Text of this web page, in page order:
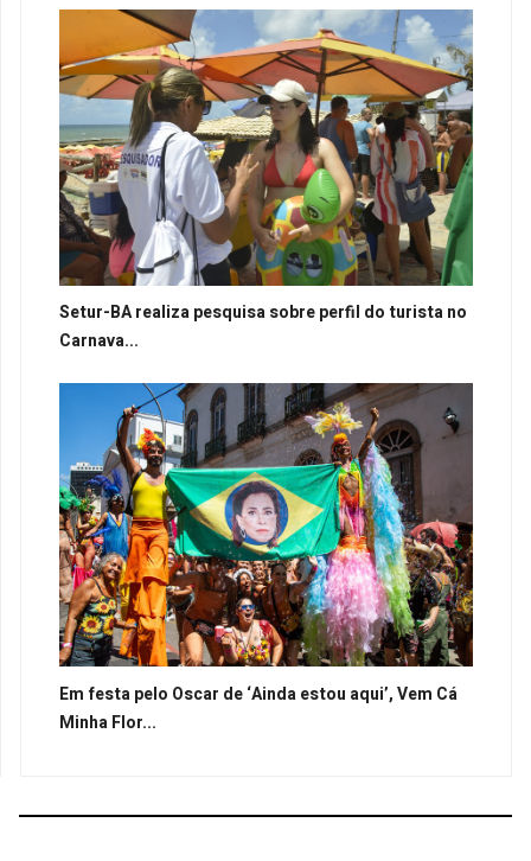
Setur-BA realiza pesquisa sobre perfil do turista no
Carnava...
Em festa pelo Oscar de ‘Ainda estou aqui’, Vem Cá
Minha Flor...